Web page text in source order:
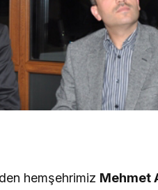
hemşehrimiz Mehmet